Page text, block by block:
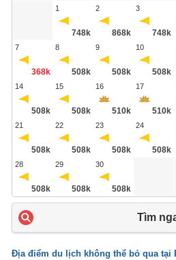
1
748k
2
868k
3
748k
7
368k
8
508k
9
508k
10
508k
14
508k
15
508k
16
510k
17
510k
21
508k
22
508k
23
508k
24
508k
28
508k
29
508k
30
508k
Tìm
Địa điểm du lịch không thể bỏ qua tại